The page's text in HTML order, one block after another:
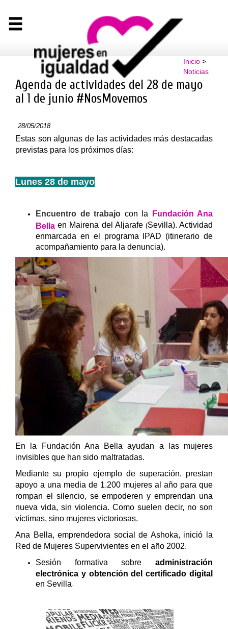
Inicio>
Noticias
Agenda de actividades del 28 de mayo
al 1 de junio #NosMovemos
28/05/2018
Estas son algunas de las actividades más destacadas
previstas para los próximos días:
Lunes 28 de mayo
Encuentro de trabajo con la Fundación Ana
Bella en Mairena del Aljarafe(Sevilla). Actividad
enmarcada en el programa IPAD (itinerario de
acompañamiento para la denuncia).
En la Fundación Ana Bella ayudan a las mujeres
invisibles que han sido maltratadas.
Mediante su propio ejemplo de superación, prestan
apoyo a una media de 1.200 mujeres al año para que
rompan el silencio, se empoderen y emprendan una
nueva vida, sin violencia. Como suelen decir, no son
víctimas, sino mujeres victoriosas.
Ana Bella, emprendedora social de Ashoka, inició la
Red de Mujeres Supervivientes en el año 2002.
​Sesión formativasobreadministración
electrónica y obtención del certificado digital
en Sevilla